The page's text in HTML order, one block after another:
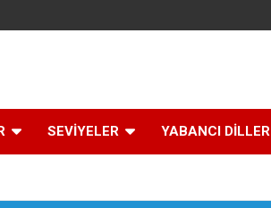
SEVİYELER YABANCI DİLLER